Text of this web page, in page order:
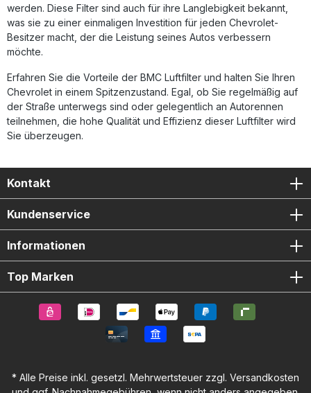
werden. Diese Filter sind auch für ihre Langlebigkeit bekannt,
was sie zu einer einmaligen Investition für jeden Chevrolet-
Besitzer macht, der die Leistung seines Autos verbessern
möchte.
Erfahren Sie die Vorteile der BMC Luftfilter und halten Sie Ihren
Chevrolet in einem Spitzenzustand. Egal, ob Sie regelmäßig auf
der Straße unterwegs sind oder gelegentlich an Autorennen
teilnehmen, die hohe Qualität und Effizienz dieser Luftfilter wird
Sie überzeugen.
Kontakt
Kundenservice
Informationen
Top Marken
* Alle Preise inkl. gesetzl. Mehrwertsteuer zzgl. Versandkosten